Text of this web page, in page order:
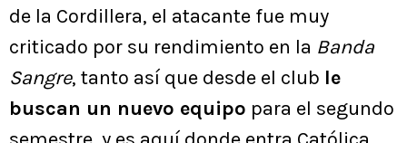
de la Cordillera, el atacante fue muy
criticado por su rendimiento en la Banda
Sangre, tanto así que desde el club le
buscan un nuevo equipo para el segundo